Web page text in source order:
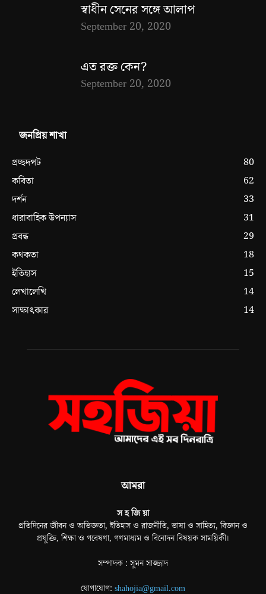
স্বাধীন সেনের সঙ্গে আলাপ
September 20, 2020
এত রক্ত কেন?
September 20, 2020
জনপ্রিয় শাখা
প্রচ্ছদপট
80
কবিতা
62
দর্শন
33
ধারাবাহিক উপন্যাস
31
প্রবন্ধ
29
কথকতা
18
ইতিহাস
15
লেখালেখি
14
সাক্ষাৎকার
14
আমরা
স হ জি য়া
প্রতিদিনের জীবন ও অভিজ্ঞতা, ইতিহাস ও রাজনীতি, ভাষা ও সাহিত্য, বিজ্ঞান ও
প্রযুক্তি, শিক্ষা ও গবেষণা, গণমাধ্যম ও বিনোদন বিষয়ক সাময়িকী।
সম্পাদক : সুমন সাজ্জাদ
যোগাযোগ: shahojia@gmail.com